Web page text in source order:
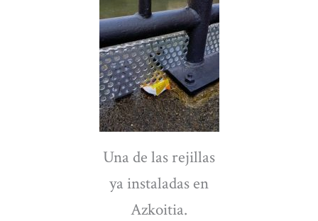
Una de las rejillas
ya instaladas en
Azkoitia.